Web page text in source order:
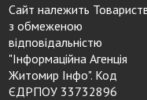
Сайт належить
з обмеженою
відповідальністю
"Інформаційна Агенція
Житомир Інфо". Код
ЄДРПОУ 33732896